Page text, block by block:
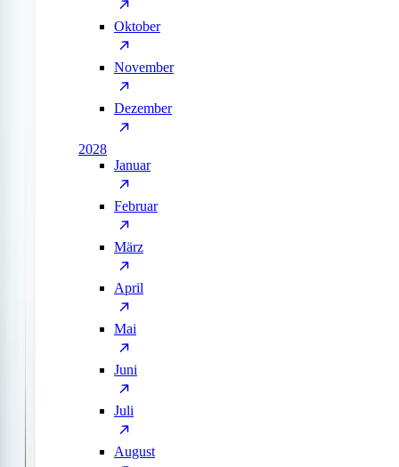
Oktober
November
Dezember
2028
Januar
Februar
März
April
Mai
Juni
Juli
August